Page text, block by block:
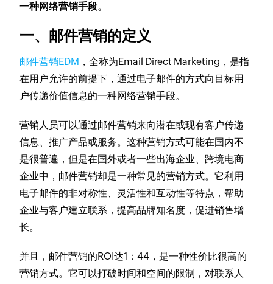
一种网络营销手段。
一、邮件营销的定义
邮件营销EDM ，全称为Email Direct Marketing，是指
在用户允许的前提下，通过电子邮件的方式向目标用
户传递价值信息的一种网络营销手段。
营销人员可以通过邮件营销来向潜在或现有客户传递
信息、推广产品或服务。这种营销方式可能在国内不
是很普遍，但是在国外或者一些出海企业、跨境电商
企业中，邮件营销却是一种常见的营销方式。它利用
电子邮件的非对称性、灵活性和互动性等特点，帮助
企业与客户建立联系，提高品牌知名度，促进销售增
长。
并且，邮件营销的ROI达1：44，是一种性价比很高的
营销方式。它可以打破时间和空间的限制，对联系人